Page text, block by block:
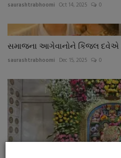
saurashtrabhoomi Oct 14, 2025 0
સમાજના આગેવાનોને કિંજલ દવેએ
saurashtrabhoomi Dec 15, 2025 0